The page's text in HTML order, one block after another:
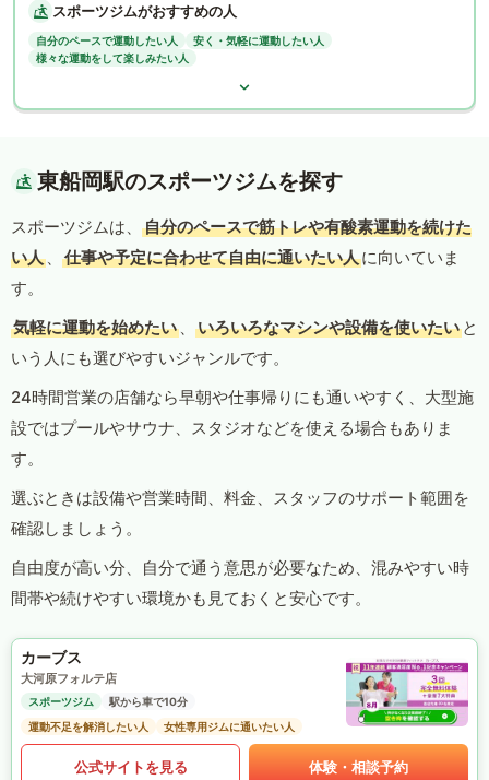
スポーツジムがおすすめの人
自分のペースで運動したい人
安く・気軽に運動したい人
様々な運動をして楽しみたい人
東船岡駅のスポーツジムを探す
スポーツジムは、
自分のペースで筋トレや有酸素運動を続けた
い人 、 仕事や予定に合わせて自由に通いたい人に向いていま
す。
気軽に運動を始めたい 、 いろいろなマシンや設備を使いたい と
いう人にも選びやすいジャンルです。
24時間営業の店舗なら早朝や仕事帰りにも通いやすく、大型施
設ではプールやサウナ、スタジオなどを使える場合もありま
す。
選ぶときは設備や営業時間、料金、スタッフのサポート範囲を
確認しましょう。
自由度が高い分、自分で通う意思が必要なため、混みやすい時
間帯や続けやすい環境かも見ておくと安心です。
カーブス
大河原フォルテ店
スポーツジム
駅から車で10分
運動不足を解消したい人
女性専用ジムに通いたい人
公式サイトを見る 体験・相談予約